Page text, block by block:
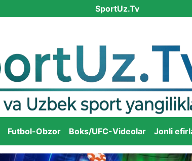
SportUz.Tv
Futbol-Obzor Boks/UFC-Videolar Jonli